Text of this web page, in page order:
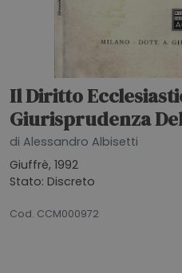
Il Diritto
Giurisprudenza
di Alessandro Albisetti
Giuffrè, 1992
Stato: Discreto
Cod. CCM000972